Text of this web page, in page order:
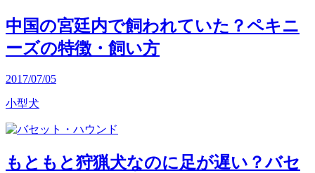
中国の宮廷内で飼われていた？ペキニ
ーズの特徴・飼い方
2017/07/05
小型犬
もともと狩猟犬なのに足が遅い？バセ